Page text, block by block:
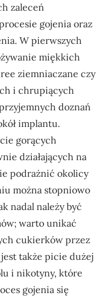
zaleceń
gojenia oraz
W pierwszych
miękkich
ziemniaczane czy
i chrupiących
doznań
implantu.
gorących
działających na
podrażnić okolicy
można stopniowo
nadal należy być
warto unikać
cukierków przez
także picie dużej
i nikotyny, które
gojenia się